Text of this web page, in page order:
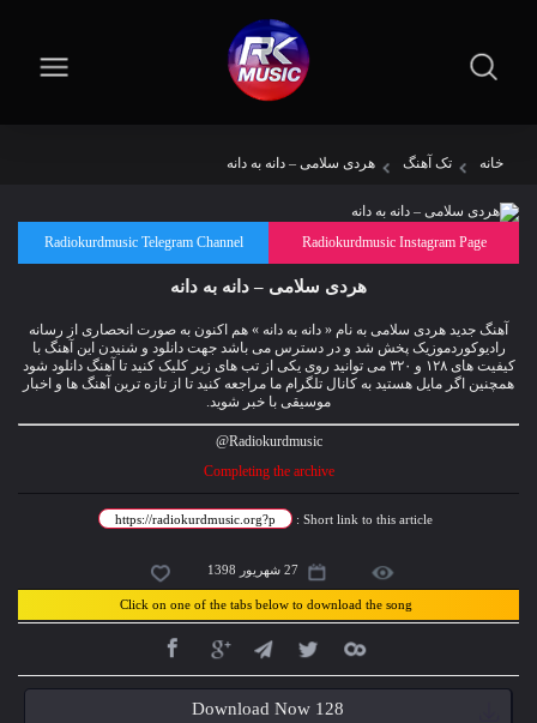
خانه تک آهنگ هردی سلامی – دانه به دانه
Radiokurdmusic Instagram Page
Radiokurdmusic Telegram Channel
هردی سلامی – دانه به دانه
آهنگ جدید هردی سلامی به نام « دانه به دانه » هم اکنون به صورت انحصاری از رسانه
رادیوکوردموزیک پخش شد و در دسترس می باشد جهت دانلود و شنیدن این آهنگ با
کیفیت های ۱۲۸ و ۳۲۰ می توانید روی یکی از تب های زیر کلیک کنید تا آهنگ دانلود شود
همچنین اگر مایل هستید به کانال تلگرام ما مراجعه کنید تا از تازه ترین آهنگ ها و اخبار
موسیقی با خبر شوید.
Radiokurdmusic@
Completing the archive
Short link to this article :
27 شهریور 1398
Click on one of the tabs below to download the song
Download Now 128